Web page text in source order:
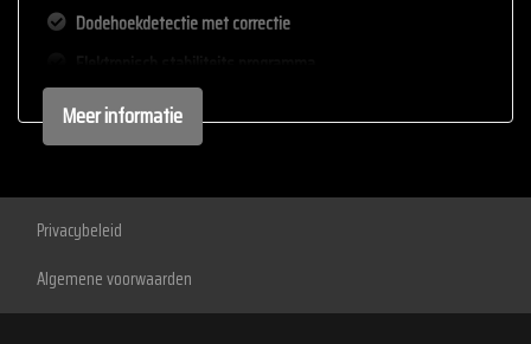
Dodehoekdetectie met correctie
Hoofd airbag(s) achter
Hoofd airbag(s) voor
Kruisend verkeer detectie
Laser led koplampen
Meer informatie
Privacybeleid
Algemene voorwaarden